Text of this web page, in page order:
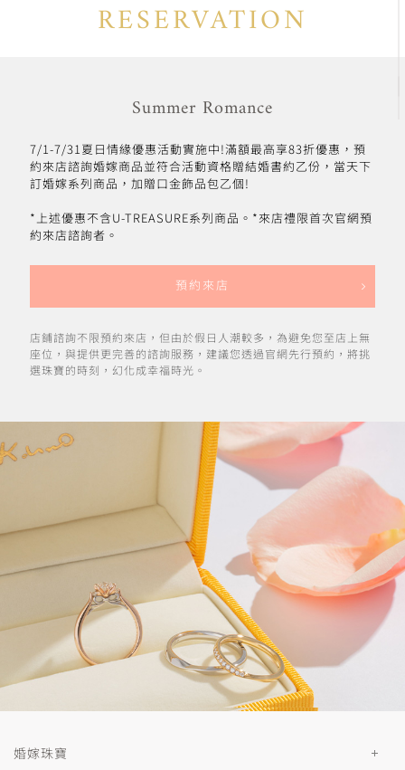
RESERVATION
Summer Romance
7/1-7/31夏日情緣優惠活動實施中!滿額最高享83折優惠，預
約來店諮詢婚嫁商品並符合活動資格贈結婚書約乙份，當天下
訂婚嫁系列商品，加贈口金飾品包乙個!
*上述優惠不含U-TREASURE系列商品。*來店禮限首次官網預
約來店諮詢者。
預約來店
店鋪諮詢不限預約來店，但由於假日人潮較多，為避免您至店上無
座位，與提供更完善的諮詢服務，建議您透過官網先行預約，將挑
選珠寶的時刻，幻化成幸福時光。
婚嫁珠寶